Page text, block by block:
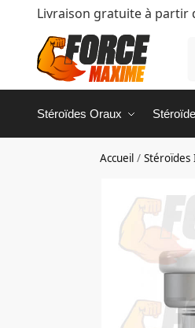
Livraison gratuite à partir
Stéroïdes Oraux
Accueil /Stéroïdes